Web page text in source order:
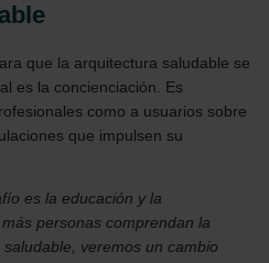
que la arquitectura saludable se
es la concienciación. Es
como a usuarios sobre
que impulsen su
es la educación y la
personas comprendan la
veremos un cambio